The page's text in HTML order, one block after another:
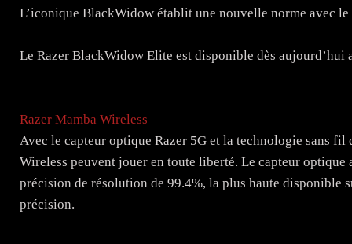
L’iconique BlackWidow établit une nouvelle norme avec
Le Razer BlackWidow Elite est disponible dès aujourd’hui
Razer Mamba Wireless
Avec le capteur optique Razer 5G et la technologie sans
Wireless peuvent jouer en toute liberté. Le capteur
précision de résolution de 99.4%, la plus haute disponible
précision.